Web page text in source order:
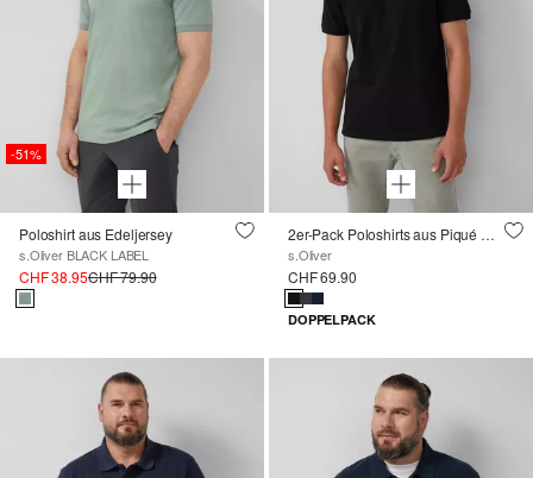
-51%
Poloshirt aus Edeljersey
s.Oliver BLACK LABEL
CHF 38.95CHF 79.90
2er-Pack Poloshirts aus Piqué mit Logo
s.Oliver
CHF 69.90
DOPPELPACK